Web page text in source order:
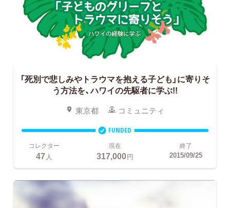
「死別で悲しみやトラウマを抱える子ども」に寄りそ
う方法を、ハワイの先駆者に学ぶ!!
東京都 コミュニティ
FUNDED
コレクター
47 人
現在
317,000円
終了
2015/09/25